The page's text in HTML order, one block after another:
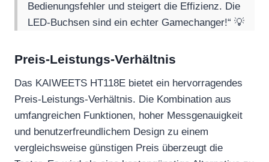
Bedienungsfehler und steigert die Effizienz. Die
LED-Buchsen sind ein echter Gamechanger!“ 💡
Preis-Leistungs-Verhältnis
Das KAIWEETS HT118E bietet ein hervorragendes
Preis-Leistungs-Verhältnis. Die Kombination aus
umfangreichen Funktionen, hoher Messgenauigkeit
und benutzerfreundlichem Design zu einem
vergleichsweise günstigen Preis überzeugt die